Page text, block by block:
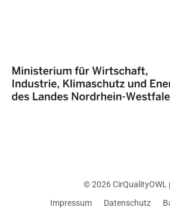
© 2026 CirQualityOWL
Impressum
Datenschutz